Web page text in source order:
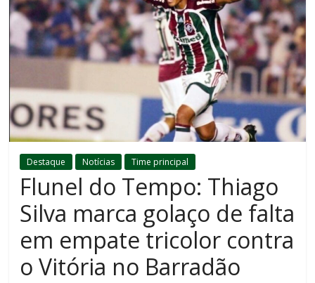
Destaque Notícias Time principal
Flunel do Tempo: Thiago
Silva marca golaço de falta
em empate tricolor contra
o Vitória no Barradão